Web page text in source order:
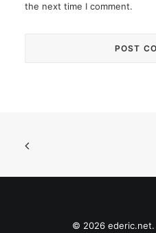
the next time I comment.
© 2026